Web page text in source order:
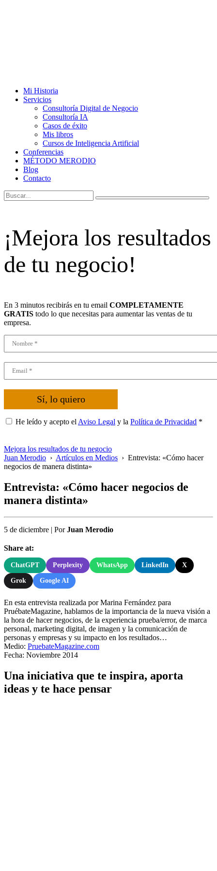
Mi Historia
Servicios
Consultoría Digital de Negocio
Consultoría IA
Casos de éxito
Mis libros
Cursos de Inteligencia Artificial
Conferencias
MÉTODO MERODIO
Blog
Contacto
¡Mejora los resultados
de tu negocio!
En 3 minutos recibirás en tu email COMPLETAMENTE
GRATIS todo lo que necesitas para aumentar las ventas de tu
empresa.
Sí, lo quiero
He leído y acepto el Aviso Legal y la Política de Privacidad *
Mejora los resultados de tu negocio
Juan Merodio › Artículos en Medios › Entrevista: «Cómo hacer
negocios de manera distinta»
Entrevista: «Cómo hacer negocios de
manera distinta»
5 de diciembre | PorJuan Merodio
Share at:
ChatGPT Perplexity WhatsApp LinkedIn X
Grok Google AI
En esta entrevista realizada por Marina Fernández para
PruébateMagazine, hablamos de la importancia de la nueva visión a
la hora de hacer negocios, de la experiencia prueba/error, de marca
personal, marketing digital, de imagen y la comunicación de
personas y empresas y su impacto en los resultados…
Medio: PruebateMagazine.com
Fecha: Noviembre 2014
Una iniciativa que te inspira, aporta
ideas y te hace pensar